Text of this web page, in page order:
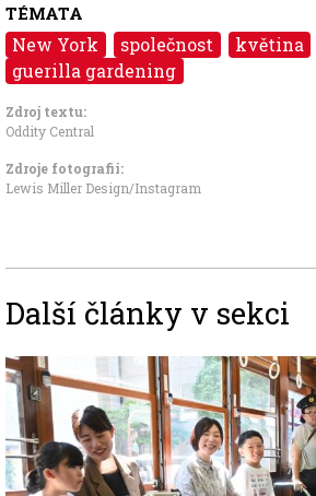
TÉMATA
New York společnost
květina
guerilla gardening
Zdroj textu:
Oddity Central
Zdroje fotografii:
Lewis Miller Design/Instagram
Další články v sekci
Image